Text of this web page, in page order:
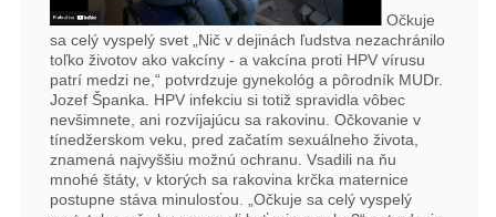
Očkuje
sa celý vyspelý svet „Nič v dejinách ľudstva nezachránilo
toľko životov ako vakcíny - a vakcína proti HPV vírusu
patrí medzi ne,“ potvrdzuje gynekológ a pôrodník MUDr.
Jozef Španka. HPV infekciu si totiž spravidla vôbec
nevšimnete, ani rozvíjajúcu sa rakovinu. Očkovanie v
tínedžerskom veku, pred začatím sexuálneho života,
znamená najvyššiu možnú ochranu. Vsadili na ňu
mnohé štáty, v ktorých sa rakovina krčka maternice
postupne stáva minulosťou. „Očkuje sa celý vyspelý